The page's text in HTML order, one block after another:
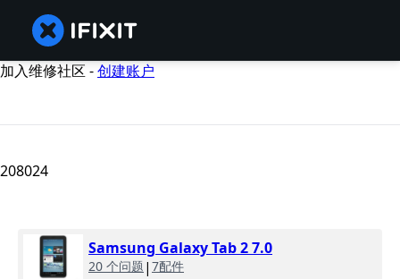
加入维修社区 -创建账户
208024
Samsung Galaxy Tab 2 7.0
20 个问题 | 7配件